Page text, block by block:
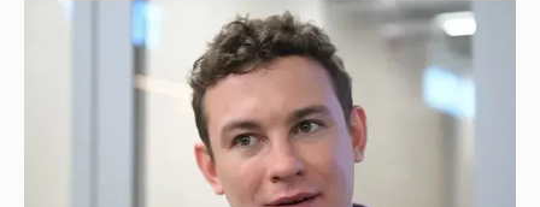
Никита Кологривый высказался насчёт